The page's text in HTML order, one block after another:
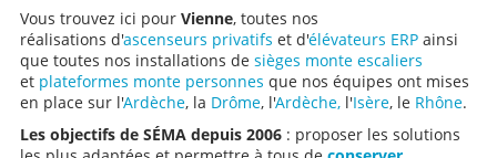
Vous trouvez ici pour Vienne, toutes nos
réalisations d'ascenseurs privatifs et d'élévateurs ERPainsi
que toutes nos installations de sièges monte escaliers
et plateformes monte personnes que nos équipes ont mises
en place sur l'Ardèche, la Drôme, l'Ardèche,l'Isère, le Rhône.
Les objectifs de SÉMA depuis 2006: proposer les solutions